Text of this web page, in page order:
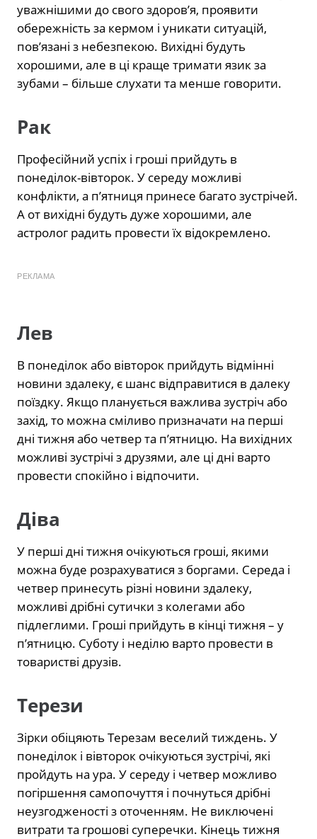
уважнішими до свого здоров’я, проявити
обережність за кермом і уникати ситуацій,
пов’язані з небезпекою. Вихідні будуть
хорошими, але в ці краще тримати язик за
зубами – більше слухати та менше говорити.
Рак
Професійний успіх і гроші прийдуть в
понеділок-вівторок. У середу можливі
конфлікти, а п’ятниця принесе багато зустрічей.
А от вихідні будуть дуже хорошими, але
астролог радить провести їх відокремлено.
РЕКЛАМА
Лев
В понеділок або вівторок прийдуть відмінні
новини здалеку, є шанс відправитися в далеку
поїздку. Якщо планується важлива зустріч або
захід, то можна сміливо призначати на перші
дні тижня або четвер та п’ятницю. На вихідних
можливі зустрічі з друзями, але ці дні варто
провести спокійно і відпочити.
Діва
У перші дні тижня очікуються гроші, якими
можна буде розрахуватися з боргами. Середа і
четвер принесуть різні новини здалеку,
можливі дрібні сутички з колегами або
підлеглими. Гроші прийдуть в кінці тижня – у
п’ятницю. Суботу і неділю варто провести в
товаристві друзів.
Терези
Зірки обіцяють Терезам веселий тиждень. У
понеділок і вівторок очікуються зустрічі, які
пройдуть на ура. У середу і четвер можливо
погіршення самопочуття і почнуться дрібні
неузгодженості з оточенням. Не виключені
витрати та грошові суперечки. Кінець тижня